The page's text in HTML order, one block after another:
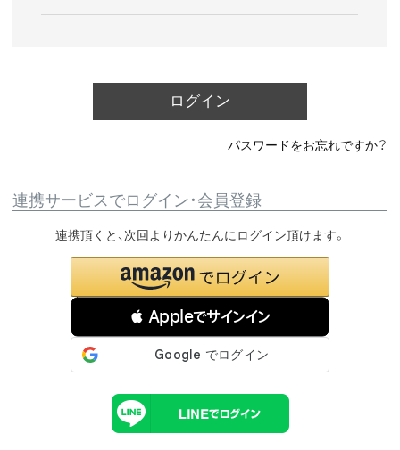
ログイン
パスワードをお忘れですか？
連携サービスでログイン・会員登録
 Appleでサインイン
連携頂くと、次回よりかんたんにログイン頂けます。